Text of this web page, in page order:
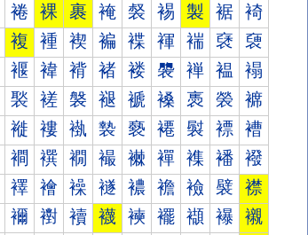
裷 裸 裹 裺 裻 裼 製 裾 裿
複 褈 褉 褊 褋 褌 褍 褎 褏
褗 褘 褙 褚 褛 褜 褝 褞 褟
褧 褨 褩 褪 褫 褬 褭 褮 褯
褷 褸 褹 褺 褻 褼 褽 褾 褿
襇 襈 襉 襊 襋 襌 襍 襎 襏
襗 襘 襙 襚 襛 襜 襝 襞 襟
襧 襨 襩 襪 襫 襬 襭 襮 襯